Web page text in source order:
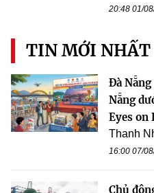
20:48 01/
TIN MỚI NHẤT
Đà
Nẵng
Eyes on
Thanh
16:00 07/
Chủ